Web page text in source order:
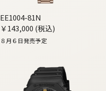
EE1004-81N
￥143,000 (税込)
８月６日発売予定